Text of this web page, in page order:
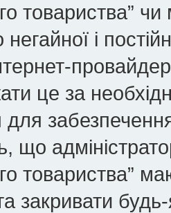
товариства”
і
це за
для
що
товариства”
закривати